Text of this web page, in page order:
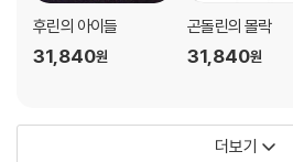
후린의 아이들
31,840원
곤돌린의 몰락
31,840원
더보기